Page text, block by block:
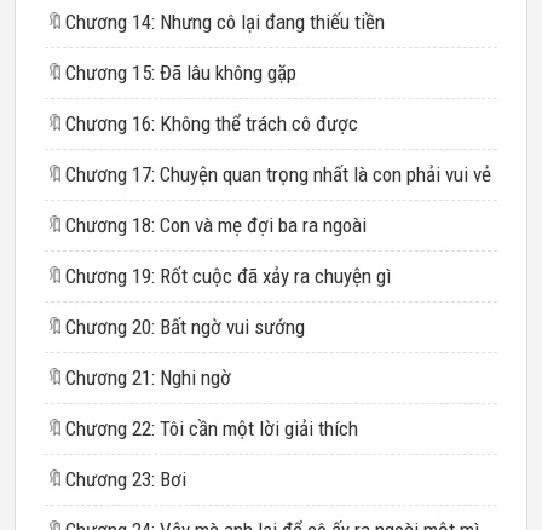
🔖 Chương 14: Nhưng cô lại đang thiếu tiền
🔖 Chương 15: Đã lâu không gặp
🔖 Chương 16: Không thể trách cô được
🔖 Chương 17: Chuyện quan trọng nhất là con phải vui vẻ
🔖 Chương 18: Con và mẹ đợi ba ra ngoài
🔖 Chương 19: Rốt cuộc đã xảy ra chuyện gì
🔖 Chương 20: Bất ngờ vui sướng
🔖 Chương 21: Nghi ngờ
🔖 Chương 22: Tôi cần một lời giải thích
🔖 Chương 23: Bơi